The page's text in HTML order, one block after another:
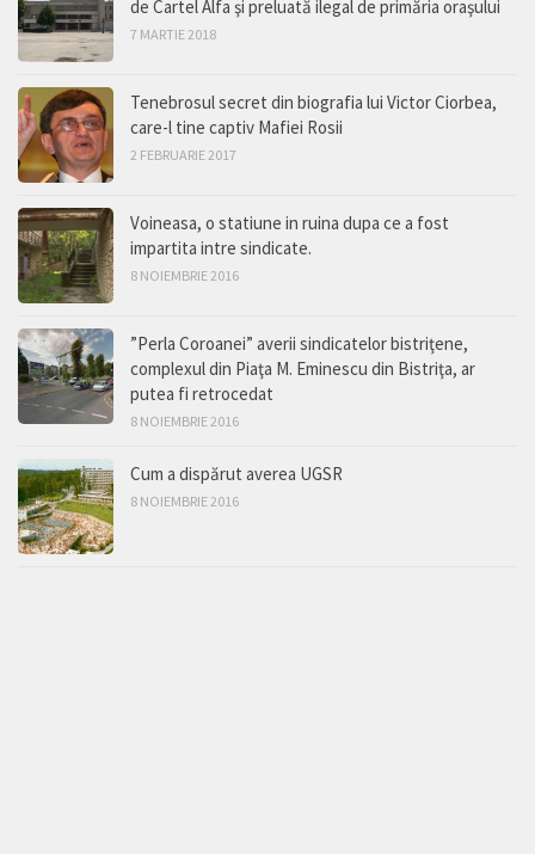
de Cartel Alfa şi preluată ilegal de primăria oraşului
7 MARTIE 2018
Tenebrosul secret din biografia lui Victor Ciorbea,
care-l tine captiv Mafiei Rosii
2 FEBRUARIE 2017
Voineasa, o statiune in ruina dupa ce a fost
impartita intre sindicate.
8 NOIEMBRIE 2016
”Perla Coroanei” averii sindicatelor bistriţene,
complexul din Piaţa M. Eminescu din Bistriţa, ar
putea fi retrocedat
8 NOIEMBRIE 2016
Cum a dispărut averea UGSR
8 NOIEMBRIE 2016